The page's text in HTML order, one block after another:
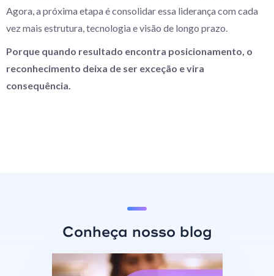
Agora, a próxima etapa é consolidar essa liderança com cada
vez mais estrutura, tecnologia e visão de longo prazo.
Porque quando resultado encontra posicionamento, o
reconhecimento deixa de ser exceção e vira
consequência.
Conheça nosso blog